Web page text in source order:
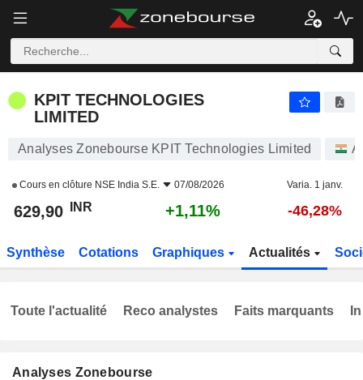
KPIT TECHNOLOGIES
LIMITED
Analyses Zonebourse KPIT Technologies Limited
Cours en clôture NSE India S.E. 07/08/2026 Varia. 1 janv.
629,90 INR +1,11% -46,28%
Synthèse Cotations Graphiques Actualités
Analyses Zonebourse
Toute l'actualité Reco analystes Faits marquants